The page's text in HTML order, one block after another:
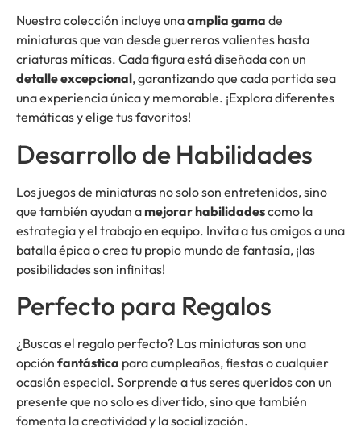
Nuestra colección incluye unaamplia gama de
miniaturas que van desde guerreros valientes hasta
criaturas míticas. Cada figura está diseñada con un
detalle excepcional, garantizando que cada partida sea
una experiencia única y memorable. ¡Explora diferentes
temáticas y elige tus favoritos!
Desarrollo de Habilidades
Los juegos de miniaturas no solo son entretenidos, sino
que también ayudan amejorar habilidadescomo la
estrategia y el trabajo en equipo. Invita a tus amigos a una
batalla épica o crea tu propio mundo de fantasía, ¡las
posibilidades son infinitas!
Perfecto para Regalos
¿Buscas el regalo perfecto? Las miniaturas son una
opción fantástica para cumpleaños, fiestas o cualquier
ocasión especial. Sorprende a tus seres queridos con un
presente que no solo es divertido, sino que también
fomenta la creatividad y la socialización.